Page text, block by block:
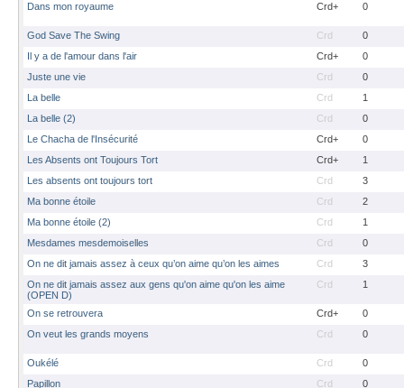
Dans mon royaume
Crd+ 0
God Save The Swing Crd
0
Il y a de l'amour dans l'air
Crd+
0
Juste une vie
Crd
0
La belle
Crd
1
La belle (2)
Crd
0
Le Chacha de l'Insécurité
Crd+
0
Les Absents ont Toujours Tort
Crd+
1
Les absents ont toujours tort
Crd
3
Ma bonne étoile
Crd
2
Ma bonne étoile (2)
Crd
1
Mesdames mesdemoiselles
Crd
0
On ne dit jamais assez à ceux qu’on aime qu’on les aimes
Crd
3
On ne dit jamais assez aux gens qu'on aime qu'on les aime
(OPEN D)
Crd 1
On se retrouvera Crd+
0
On veut les grands moyens
Crd 0
Oukélé Crd
0
Papillon
Crd
0